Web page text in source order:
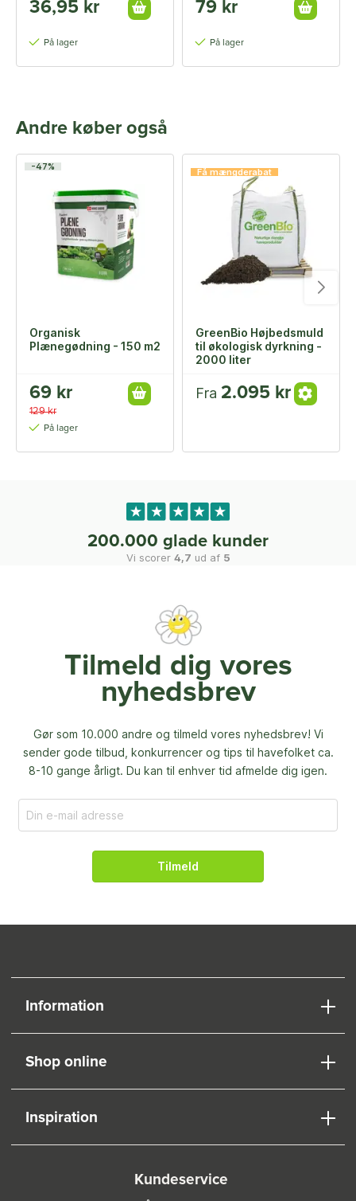
36,95 kr
På lager
79 kr
På lager
Andre køber også
-47%
Organisk
Plænegødning - 150 m2
69 kr
129 kr
På lager
Få mængderabat
GreenBio Højbedsmuld
til økologisk dyrkning -
2000 liter
Fra 2.095 kr
200.000 glade kunder
Vi scorer 4,7 ud af 5
Tilmeld dig vores
nyhedsbrev
Gør som 10.000 andre og tilmeld vores nyhedsbrev! Vi
sender gode tilbud, konkurrencer og tips til havefolket ca.
8-10 gange årligt. Du kan til enhver tid afmelde dig igen.
Tilmeld
Information
Shop online
Inspiration
Kundeservice